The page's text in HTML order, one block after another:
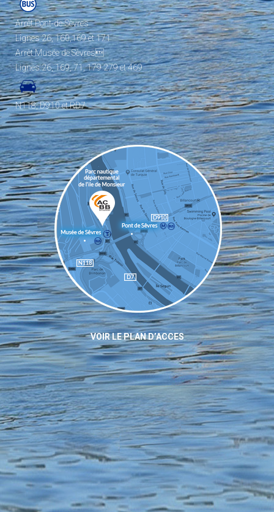
Arrêt Pont-de-Sèvres
Lignes 26, 160,169 et 171
Arrêt Musée de Sèvres
Lignes 26, 169, 71, 179 279 et 469
N118, D910 et RD7
VOIR LE PLAN D’ACCES